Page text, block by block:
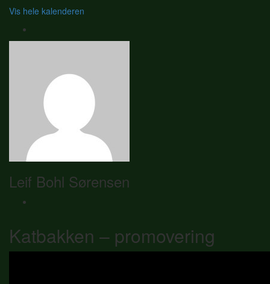
Vis hele kalenderen
Leif Bohl Sørensen
Katbakken – promovering